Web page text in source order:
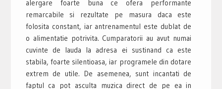
alergare foarte buna ce ofera performante
remarcabile si rezultate pe masura daca este
folosita constant, iar antrenamentul este dublat de
o alimentatie potrivita. Cumparatorii au avut numai
cuvinte de lauda la adresa ei sustinand ca este
stabila, foarte silentioasa, iar programele din dotare
extrem de utile. De asemenea, sunt incantati de
faptul ca pot asculta muzica direct de pe ea in